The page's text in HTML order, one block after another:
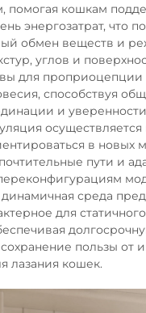
помогая кошкам
энергозатрат, что
обмен веществ и
углов и
для проприоцепции
способствуя
и
в новых
пути и
динамичная среда
для
пользы от
лазания кошек.